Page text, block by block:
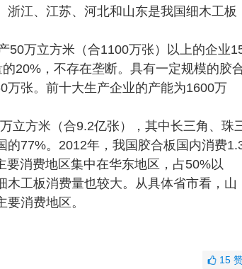
江、江苏、河北和山东是我国细木工板
50万立方米（合1100万张）以上的企业
20%，不存在垄断。具有一定规模的胶
张。前十大生产企业的产能为1600万
立方米（合9.2亿张），其中长三角、珠
77%。2012年，我国胶合板国内消费
消费地区集中在华东地区，占50%以
工板消费量也较大。从具体省市看，山
消费地区。
15